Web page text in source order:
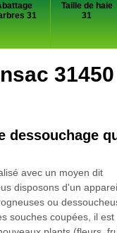
31
Taille de haie
31
31450
dessouchage
avec un moyen dit
disposons d'un
ou
souches coupées, il est